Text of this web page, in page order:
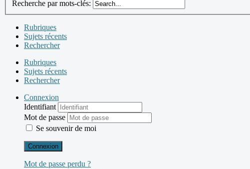
Recherche par mots-clés:
Rubriques
Sujets récents
Rechercher
Rubriques
Sujets récents
Rechercher
Connexion
Identifiant
Mot de passe
Se souvenir de moi
Connexion
Mot de passe perdu ?